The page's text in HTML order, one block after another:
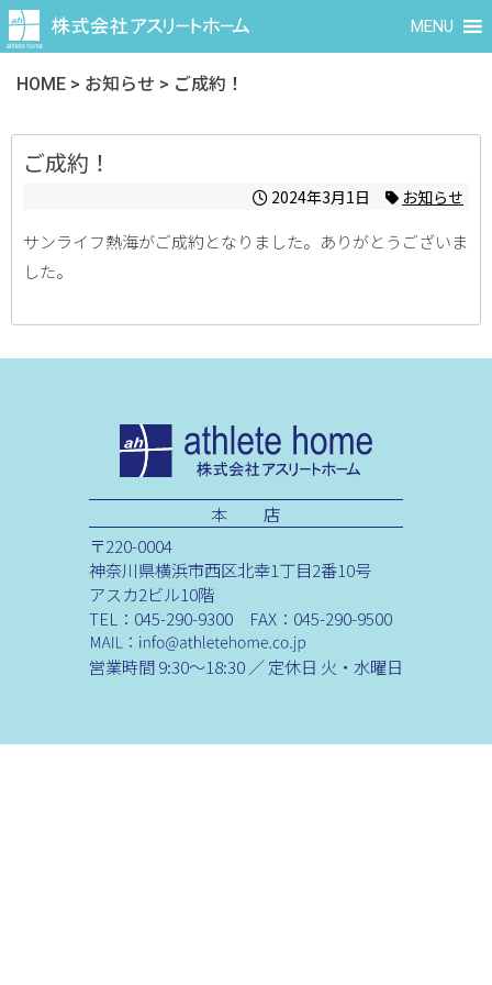
MENU
HOME > お知らせ > ご成約！
ご成約！
2024年3月1日 お知らせ
サンライフ熱海がご成約となりました。ありがとうございま
した。
本 店
〒220-0004
神奈川県横浜市西区北幸1丁目2番10号
アスカ2ビル10階
TEL：045-290-9300 FAX：045-290-9500
営業時間 9:30～18:30 ／ 定休日 火・水曜日